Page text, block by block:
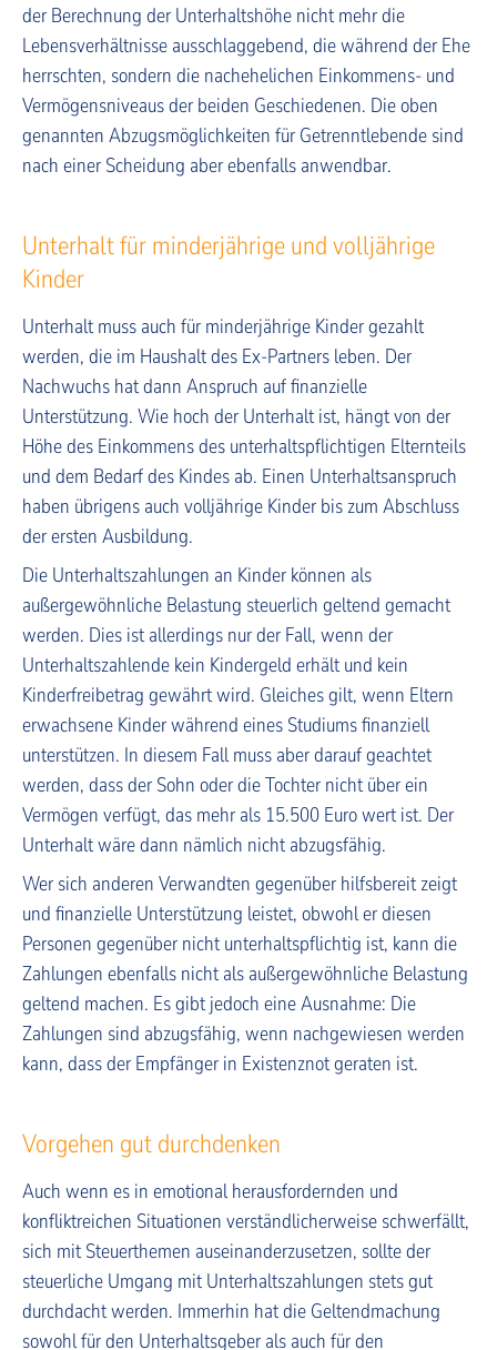
der Berechnung der Unterhaltshöhe nicht mehr die
Lebensverhältnisse ausschlaggebend, die während der Ehe
herrschten, sondern die nachehelichen Einkommens- und
Vermögensniveaus der beiden Geschiedenen. Die oben
genannten Abzugsmöglichkeiten für Getrenntlebende sind
nach einer Scheidung aber ebenfalls anwendbar.
Unterhalt für minderjährige und volljährige
Kinder
Unterhalt muss auch für minderjährige Kinder gezahlt
werden, die im Haushalt des Ex-Partners leben. Der
Nachwuchs hat dann Anspruch auf finanzielle
Unterstützung. Wie hoch der Unterhalt ist, hängt von der
Höhe des Einkommens des unterhaltspflichtigen Elternteils
und dem Bedarf des Kindes ab. Einen Unterhaltsanspruch
haben übrigens auch volljährige Kinder bis zum Abschluss
der ersten Ausbildung.
Die Unterhaltszahlungen an Kinder können als
außergewöhnliche Belastung steuerlich geltend gemacht
werden. Dies ist allerdings nur der Fall, wenn der
Unterhaltszahlende kein Kindergeld erhält und kein
Kinderfreibetrag gewährt wird. Gleiches gilt, wenn Eltern
erwachsene Kinder während eines Studiums finanziell
unterstützen. In diesem Fall muss aber darauf geachtet
werden, dass der Sohn oder die Tochter nicht über ein
Vermögen verfügt, das mehr als 15.500 Euro wert ist. Der
Unterhalt wäre dann nämlich nicht abzugsfähig.
Wer sich anderen Verwandten gegenüber hilfsbereit zeigt
und finanzielle Unterstützung leistet, obwohl er diesen
Personen gegenüber nicht unterhaltspflichtig ist, kann die
Zahlungen ebenfalls nicht als außergewöhnliche Belastung
geltend machen. Es gibt jedoch eine Ausnahme: Die
Zahlungen sind abzugsfähig, wenn nachgewiesen werden
kann, dass der Empfänger in Existenznot geraten ist.
Vorgehen gut durchdenken
Auch wenn es in emotional herausfordernden und
konfliktreichen Situationen verständlicherweise schwerfällt,
sich mit Steuerthemen auseinanderzusetzen, sollte der
steuerliche Umgang mit Unterhaltszahlungen stets gut
durchdacht werden. Immerhin hat die Geltendmachung
sowohl für den Unterhaltsgeber als auch für den